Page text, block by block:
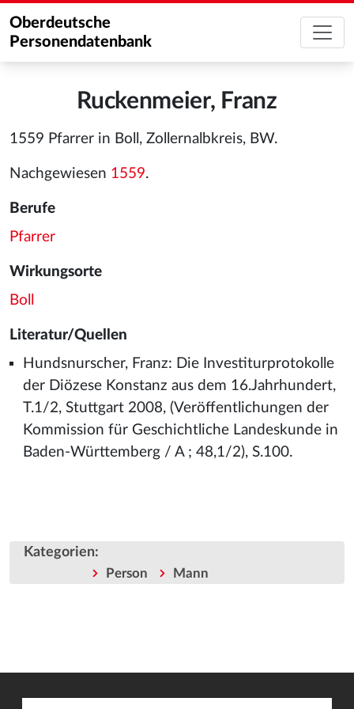
Oberdeutsche
Personendatenbank
Ruckenmeier, Franz
1559 Pfarrer in Boll, Zollernalbkreis, BW.
Nachgewiesen 1559.
Berufe
Pfarrer
Wirkungsorte
Boll
Literatur/Quellen
Hundsnurscher, Franz: Die Investiturprotokolle
der Diözese Konstanz aus dem 16.Jahrhundert,
T.1/2, Stuttgart 2008, (Veröffentlichungen der
Kommission für Geschichtliche Landeskunde in
Baden-Württemberg / A ; 48,1/2), S.100.
Kategorien:
Person Mann